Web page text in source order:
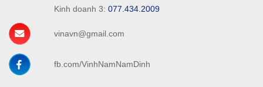
Kinh doanh 3:077.434.2009
vinavn@gmail.com
fb.com/VinhNamNamDinh